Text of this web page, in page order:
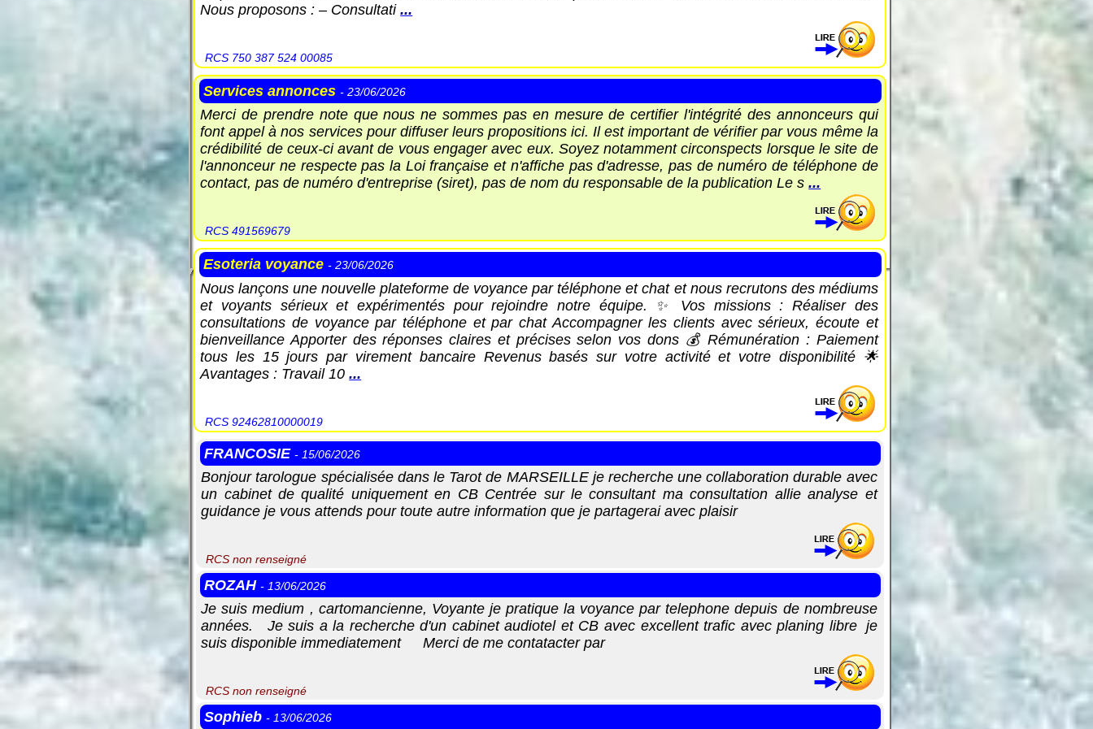
Nous proposons : – Consultati...
RCS 750 387 524 00085
Services annonces - 23/06/2026
Merci de prendre note que nous ne sommes pas en mesure de certifier l'intégrité des annonceurs qui
font appel à nos services pour diffuser leurs propositions ici. Il est important de vérifier par vous même la
crédibilité de ceux-ci avant de vous engager avec eux. Soyez notamment circonspects lorsque le site de
l'annonceur ne respecte pas la Loi française et n'affiche pas d'adresse, pas de numéro de téléphone de
contact, pas de numéro d'entreprise (siret), pas de nom du responsable de la publication Le s...
RCS 491569679
Esoteria voyance - 23/06/2026
Nous lançons une nouvelle plateforme de voyance par téléphone et chat et nous recrutons des médiums
et voyants sérieux et expérimentés pour rejoindre notre équipe. ✨ Vos missions : Réaliser des
consultations de voyance par téléphone et par chat Accompagner les clients avec sérieux, écoute et
bienveillance Apporter des réponses claires et précises selon vos dons 💰 Rémunération : Paiement
tous les 15 jours par virement bancaire Revenus basés sur votre activité et votre disponibilité 🌟
Avantages : Travail 10...
RCS 92462810000019
FRANCOSIE - 15/06/2026
Bonjour tarologue spécialisée dans le Tarot de MARSEILLE je recherche une collaboration durable avec
un cabinet de qualité uniquement en CB Centrée sur le consultant ma consultation allie analyse et
guidance je vous attends pour toute autre information que je partagerai avec plaisir
RCS non renseigné
ROZAH - 13/06/2026
Je suis medium , cartomancienne, Voyante je pratique la voyance par telephone depuis de nombreuse
années. Je suis a la recherche d'un cabinet audiotel et CB avec excellent trafic avec planing libre je
suis disponible immediatement Merci de me contatacter par
RCS non renseigné
Sophieb - 13/06/2026